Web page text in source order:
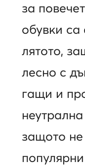
за
обувки са
лятото,
лесно с
гащи и
защото не